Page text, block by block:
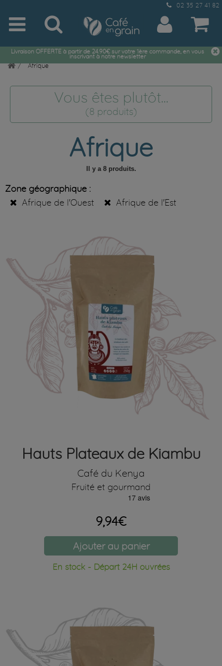
02 35 27 41 82
Livraison OFFERTE à partir de 24.90€ sur votre 1ère commande, en vous
inscrivant à notre newsletter
Afrique
Vous êtes plutôt...
(8 produits)
Afrique
Il y a 8 produits.
Zone géographique :
Afrique de l'Ouest
Afrique de l'Est
Hauts Plateaux de Kiambu
Café du Kenya
Fruité et gourmand
9,94€
Ajouter au panier
En stock - Départ 24H ouvrées